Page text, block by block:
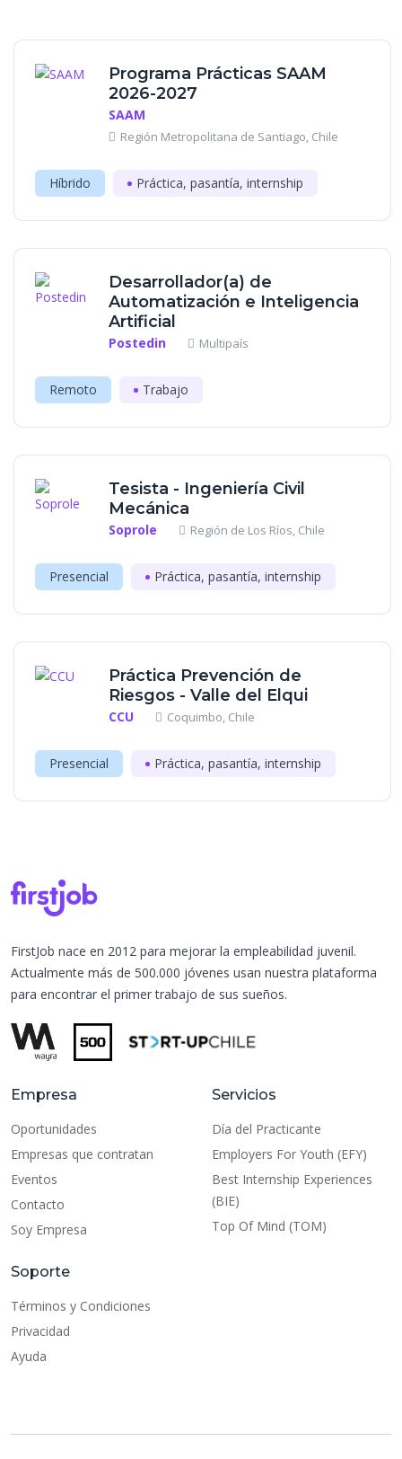
Programa Prácticas SAAM
2026-2027
SAAM
Región Metropolitana de Santiago, Chile
Híbrido Práctica, pasantía, internship
Desarrollador(a) de
Automatización e Inteligencia
Artificial
Postedin Multipaís
Remoto Trabajo
Tesista - Ingeniería Civil
Mecánica
Soprole Región de Los Ríos, Chile
Presencial Práctica, pasantía, internship
Práctica Prevención de
Riesgos - Valle del Elqui
CCU Coquimbo, Chile
Presencial Práctica, pasantía, internship
FirstJob nace en 2012 para mejorar la empleabilidad juvenil.
Actualmente más de 500.000 jóvenes usan nuestra plataforma
para encontrar el primer trabajo de sus sueños.
Empresa
Oportunidades
Empresas que contratan
Eventos
Contacto
Soy Empresa
Servicios
Día del Practicante
Employers For Youth (EFY)
Best Internship Experiences
(BIE)
Top Of Mind (TOM)
Soporte
Términos y Condiciones
Privacidad
Ayuda